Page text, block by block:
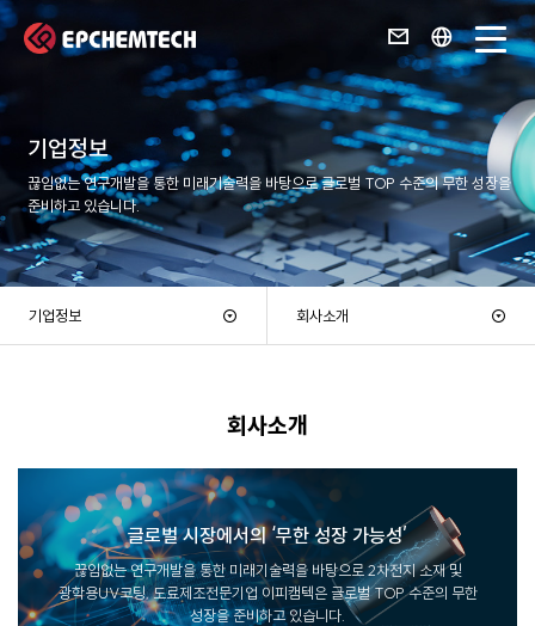
기업정보
끊임없는 연구개발을 통한 미래기술력을 바탕으로 글로벌 TOP 수준의 무한 성장을
준비하고 있습니다.
기업정보 회사소개
회사소개
글로벌 시장에서의 ‘무한 성장 가능성’
끊임없는 연구개발을 통한 미래기술력을 바탕으로 2차전지 소재 및
광학용UV코팅, 도료제조전문기업 이피캠텍은글로벌 TOP 수준의 무한
성장을 준비하고 있습니다.